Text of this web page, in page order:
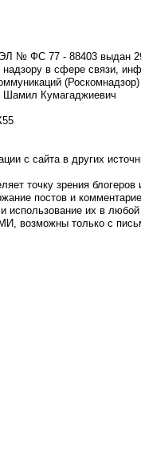
ЭЛ № ФС 77 - 88403 выдан
в сфере связи,
(Роскомнадзор)
Шамил Кумагаджиевич
с сайта в других
точку зрения блогеров
постов и
и использование их в
возможны только с